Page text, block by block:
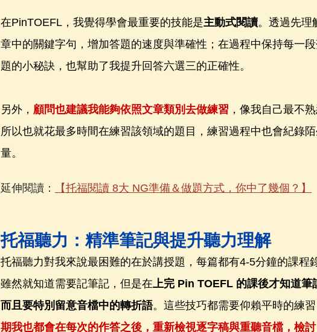
在PinTOEFL，我覺得學會最重要的技能是主動式閱讀。透過先理
章中的關鍵字句，增加答題的速度與準確性；在過程中保持每一
題的小秘訣，也幫助了我提升回答六選三的正確性。
另外， 顧問也建議我能夠依照文章類別去做練習 ，像我自己最不
所以也就花最多時間在練習該領域的題目，練習過程中也會紀錄
量。
延伸閱讀： 【托福閱讀 8大 NG準備＆做題方式，你中了幾個？】
托福聽力：精準筆記與提升聽力理解
托福聽力對我來說最困難的在於講授題，每篇都有4-5分鐘的課程
雖然就知道需要記筆記，但是在 上完 Pin TOEFL 的課後才知道筆
而且要特別留意音檔中的轉折語。這些技巧都需要仰賴平時的練習
期我也都會在每次的作答之後，重新檢視逐字稿與重聽音檔，檢